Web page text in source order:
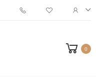
0